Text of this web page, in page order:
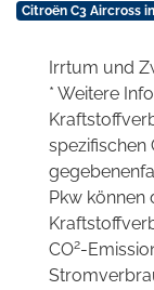
Citroën C3 Aircross
Irrtum und
* Weitere
spezifischen
Pkw können
CO2-